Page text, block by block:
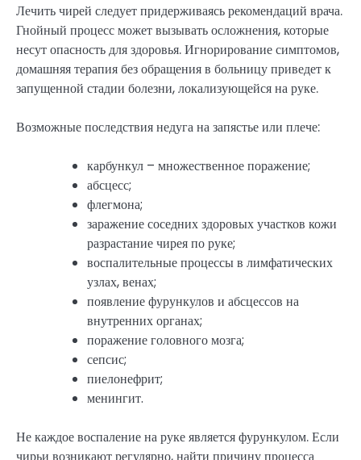
Лечить чирей следует придерживаясь рекомендаций врача.
Гнойный процесс может вызывать осложнения, которые
несут опасность для здоровья. Игнорирование симптомов,
домашняя терапия без обращения в больницу приведет к
запущенной стадии болезни, локализующейся на руке.
Возможные последствия недуга на запястье или плече:
карбункул – множественное поражение;
абсцесс;
флегмона;
заражение соседних здоровых участков кожи
разрастание чирея по руке;
воспалительные процессы в лимфатических
узлах, венах;
появление фурункулов и абсцессов на
внутренних органах;
поражение головного мозга;
сепсис;
пиелонефрит;
менингит.
Не каждое воспаление на руке является фурункулом. Если